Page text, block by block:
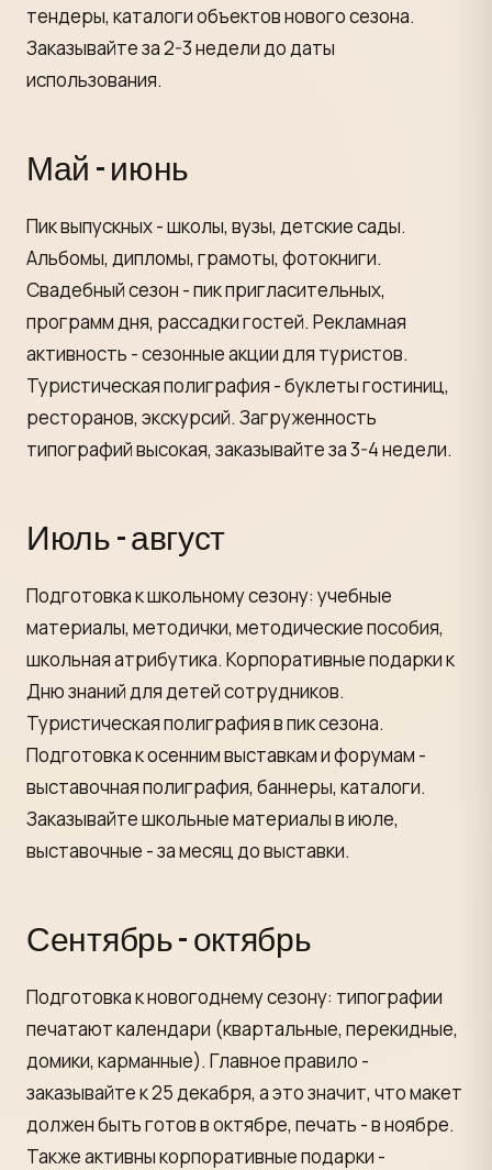
тендеры, каталоги объектов нового сезона.
Заказывайте за 2-3 недели до даты
использования.
Май - июнь
Пик выпускных - школы, вузы, детские сады.
Альбомы, дипломы, грамоты, фотокниги.
Свадебный сезон - пик пригласительных,
программ дня, рассадки гостей. Рекламная
активность - сезонные акции для туристов.
Туристическая полиграфия - буклеты гостиниц,
ресторанов, экскурсий. Загруженность
типографий высокая, заказывайте за 3-4 недели.
Июль - август
Подготовка к школьному сезону: учебные
материалы, методички, методические пособия,
школьная атрибутика. Корпоративные подарки к
Дню знаний для детей сотрудников.
Туристическая полиграфия в пик сезона.
Подготовка к осенним выставкам и форумам -
выставочная полиграфия, баннеры, каталоги.
Заказывайте школьные материалы в июле,
выставочные - за месяц до выставки.
Сентябрь - октябрь
Подготовка к новогоднему сезону: типографии
печатают календари (квартальные, перекидные,
домики, карманные). Главное правило -
заказывайте к 25 декабря, а это значит, что макет
должен быть готов в октябре, печать - в ноябре.
Также активны корпоративные подарки -